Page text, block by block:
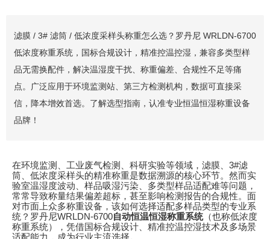
滤膜 / 3# 滤筒 / 低浓度采样头称重怎么选？罗丹尼 WRLDN-6700
低浓度称重系统，国标合规设计，精准控温控湿，兼容多类型样
品无需换配件，解决温湿度干扰、称重偏差、合规性不足等痛
点。广泛应用于环境监测站、第三方检测机构，数据可直接采
信，降本增效首选。了解选型指南，认准专业恒温恒湿称重设备
品牌！
在环境监测、工业废气检测、科研实验等领域，滤膜、 3#滤
筒、低浓度采样头的精准称重是数据溯源的核心环节。然而实
验室温湿度波动、样品吸湿污染、多类型样品适配难等问题，
常常导致称量结果偏差超标，甚至影响检测报告的合规性。面
对市面上众多称重设备，该如何选择适配多样品类型的专业系
统？罗丹尼WRLDN-6700自动恒温恒湿称重系统（也称低浓度
称重系统），凭借国标合规设计、精准控温控湿技术及多场景